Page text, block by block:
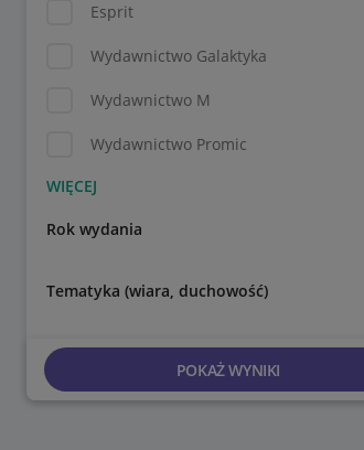
Esprit
Wydawnictwo Galaktyka
Wydawnictwo M
Wydawnictwo Promic
Rok wydania
Tematyka (wiara, duchowość)
POKAŻ WYNIKI